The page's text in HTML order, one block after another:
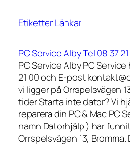
EtiketterLänkar
PC Service Alby Tel 08 37
PC Service Alby PC
21 00 och E-post
vi ligger på Orrspelsvägen
tider Starta inte dator? Vi
reparera din PC & Mac PC
namn Datorhjälp ) har
Orrspelsvägen 13, Bromma.